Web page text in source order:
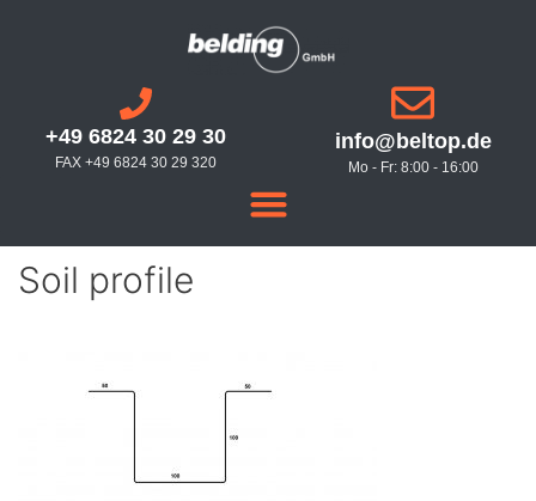
+49 6824 30 29 30
FAX +49 6824 30 29 320
info@beltop.de
Mo - Fr: 8:00 - 16:00
Soil profile